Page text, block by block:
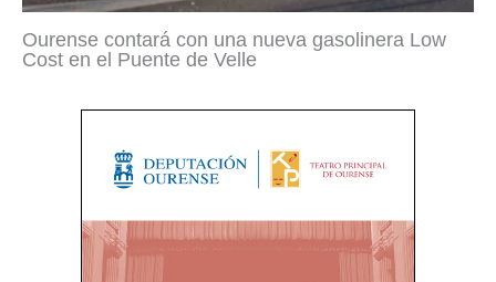
Ourense contará con una nueva gasolinera Low
Cost en el Puente de Velle